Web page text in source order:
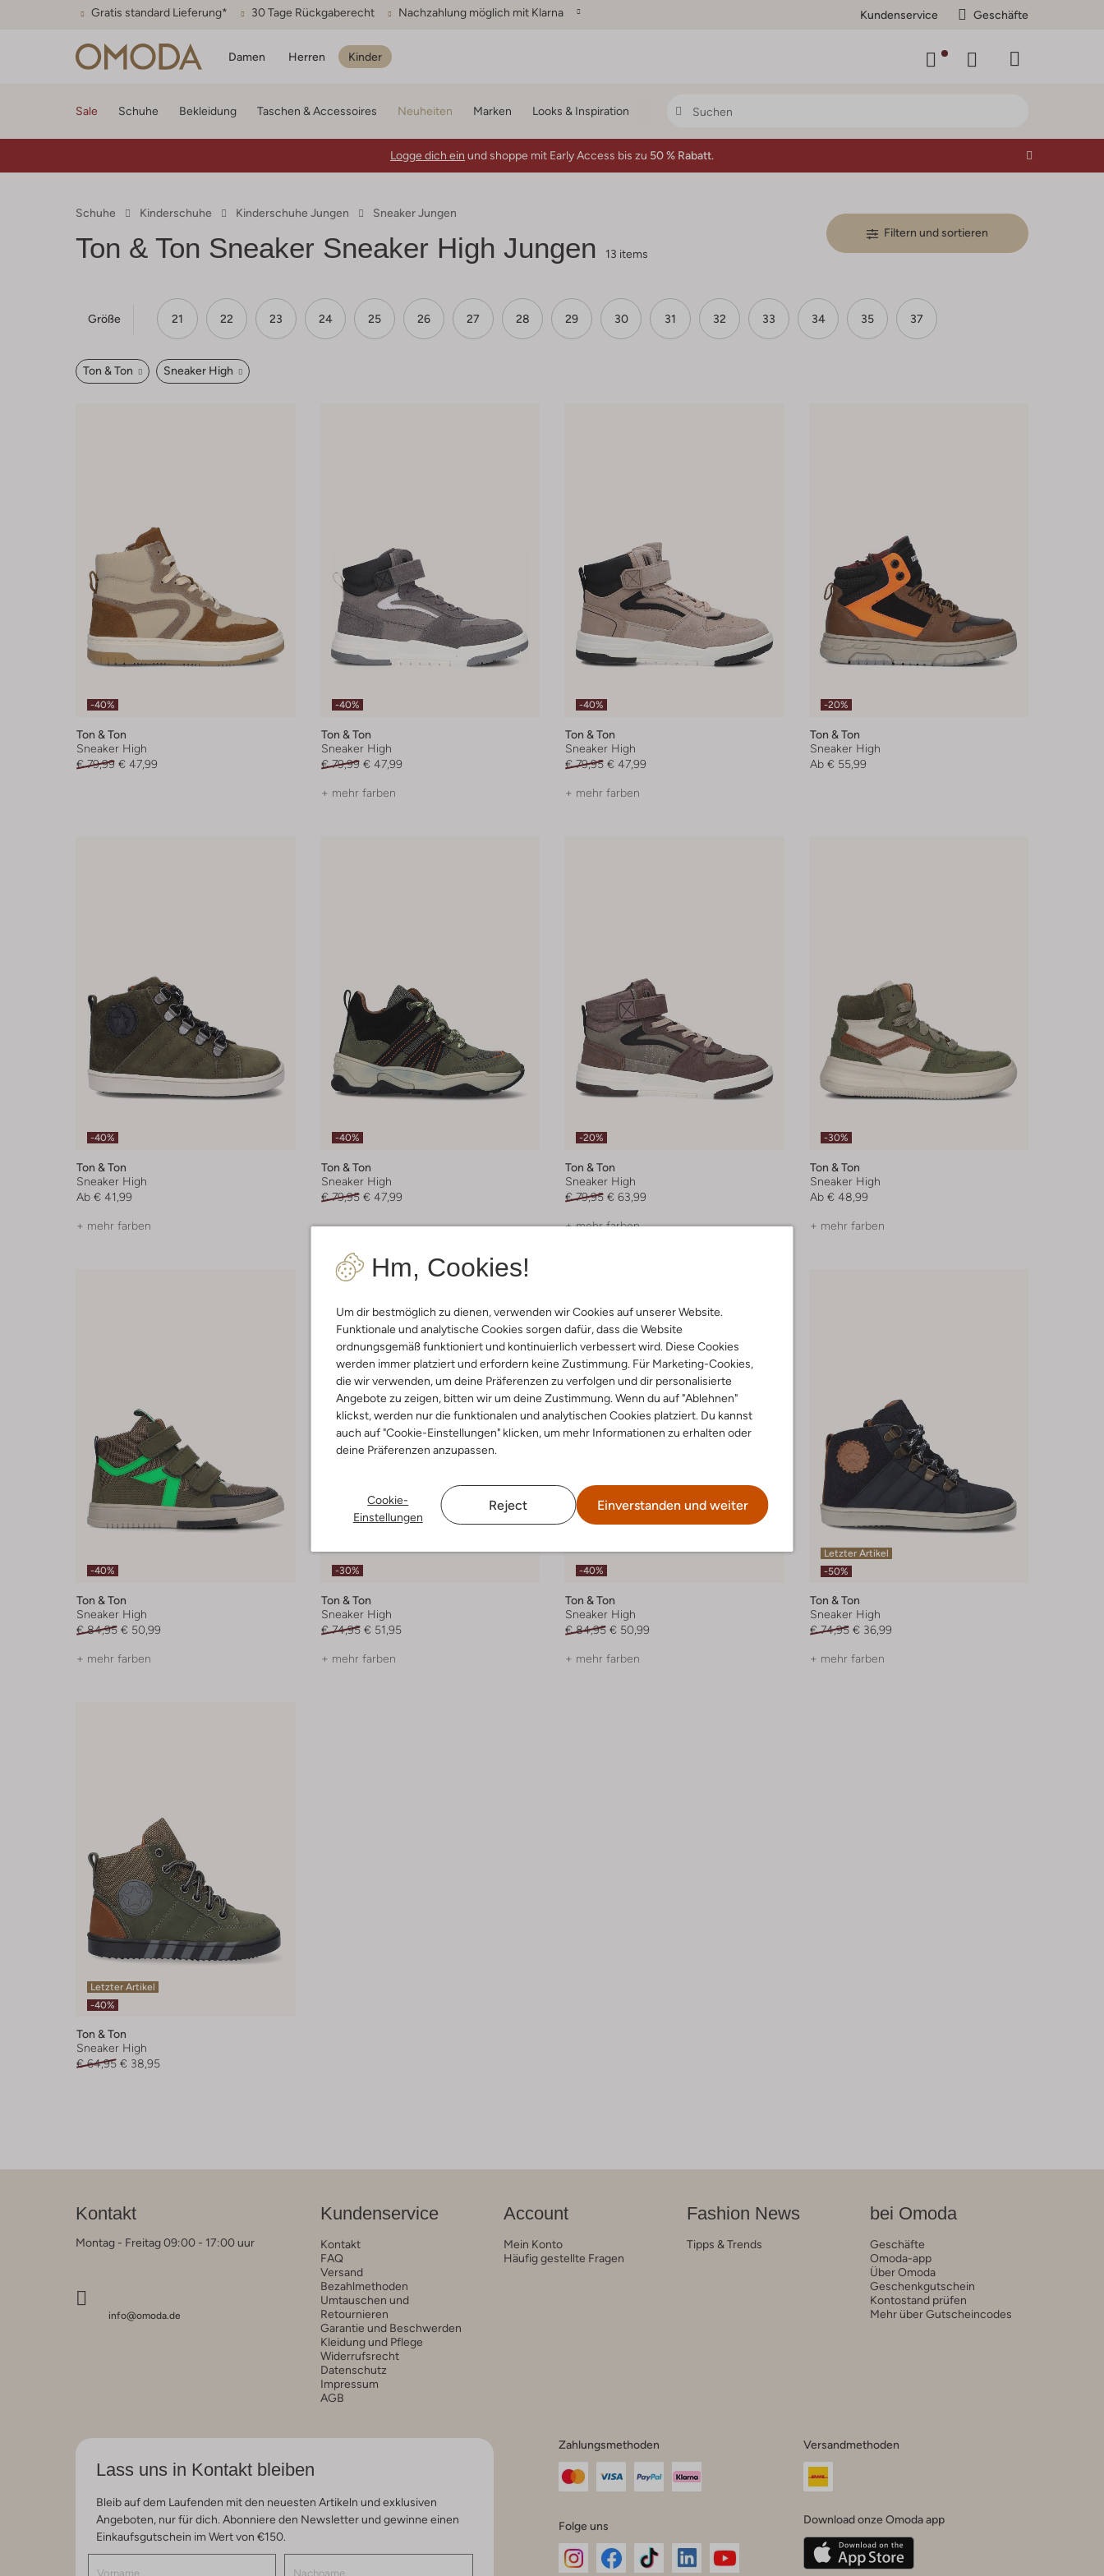
Gratis standard Lieferung* 30 Tage Rückgaberecht Nachzahlung möglich mit Klarna Kundenservice Geschäfte
Damen Herren Kinder
Hm, Cookies!
Um dir bestmöglich zu dienen, verwenden wir Cookies auf unserer Website.
Funktionale und analytische Cookies sorgen dafür, dass die Website
ordnungsgemäß funktioniert und kontinuierlich verbessert wird. Diese Cookies
werden immer platziert und erfordern keine Zustimmung. Für Marketing-Cookies,
die wir verwenden, um deine Präferenzen zu verfolgen und dir personalisierte
Angebote zu zeigen, bitten wir um deine Zustimmung. Wenn du auf "Ablehnen"
klickst, werden nur die funktionalen und analytischen Cookies platziert. Du kannst
auch auf "Cookie-Einstellungen" klicken, um mehr Informationen zu erhalten oder
deine Präferenzen anzupassen.
Cookie-
Einstellungen
Reject Einverstanden und weiter
Sale Schuhe Bekleidung Taschen & Accessoires Neuheiten Marken Looks & Inspiration
Logge dich ein und shoppe mit Early Access bis zu 50 % Rabatt.
Schuhe Kinderschuhe Kinderschuhe Jungen Sneaker Jungen
Ton & Ton Sneaker Sneaker High Jungen 13 items
Filtern und sortieren
Größe 21 22 23 24 25 26 27 28 29 30 31 32 33 34 35 37
Ton & Ton Sneaker High
-40%
Ton & Ton
Sneaker High
€ 79,99 € 47,99
-40%
Ton & Ton
Sneaker High
€ 79,99 € 47,99
+ mehr farben
-40%
Ton & Ton
Sneaker High
€ 79,95 € 47,99
+ mehr farben
-20%
Ton & Ton
Sneaker High
Ab € 55,99
-40%
Ton & Ton
Sneaker High
Ab € 41,99
+ mehr farben
-40%
Ton & Ton
Sneaker High
€ 79,95 € 47,99
-20%
Ton & Ton
Sneaker High
€ 79,95 € 63,99
+ mehr farben
-30%
Ton & Ton
Sneaker High
Ab € 48,99
+ mehr farben
-40%
Ton & Ton
Sneaker High
€ 84,95 € 50,99
+ mehr farben
-30%
Ton & Ton
Sneaker High
€ 74,95 € 51,95
+ mehr farben
-40%
Ton & Ton
Sneaker High
€ 84,95 € 50,99
+ mehr farben
Letzter Artikel
-50%
Ton & Ton
Sneaker High
€ 74,95 € 36,99
+ mehr farben
Letzter Artikel
-40%
Ton & Ton
Sneaker High
€ 64,95 € 38,95
Kontakt
Montag - Freitag 09:00 - 17:00 uur
info@omoda.de
Kundenservice
Kontakt
FAQ
Versand
Bezahlmethoden
Umtauschen und
Retournieren
Garantie und Beschwerden
Kleidung und Pflege
Widerrufsrecht
Datenschutz
Impressum
AGB
Account
Mein Konto
Häufig gestellte Fragen
Fashion News
Tipps & Trends
bei Omoda
Geschäfte
Omoda-app
Über Omoda
Geschenkgutschein
Kontostand prüfen
Mehr über Gutscheincodes
Lass uns in Kontakt bleiben
Bleib auf dem Laufenden mit den neuesten Artikeln und exklusiven
Angeboten, nur für dich. Abonniere den Newsletter und gewinne einen
Einkaufsgutschein im Wert von €150.
Zahlungsmethoden
Folge uns
Versandmethoden
Download onze Omoda app